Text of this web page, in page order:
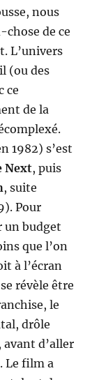
nous
de ce
L’univers
(ou des
ce
de la
1982) s’est
Next, puis
, suite
Pour
un budget
que l’on
à l’écran
révèle être
le
drôle
d’aller
Le film a